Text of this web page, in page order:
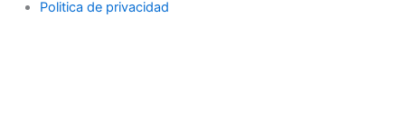
Politica de privacidad